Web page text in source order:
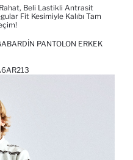
Beli Lastikli Antrasit
Fit Kesimiyle Kalıbı Tam
PANTOLON ERKEK